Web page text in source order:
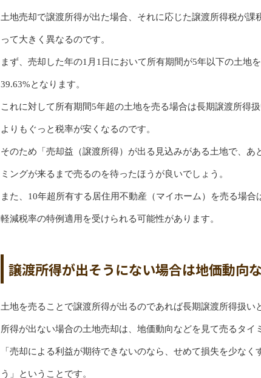
土地売却で譲渡所得が出た場合、それに応じた譲渡所得税が
って大きく異なるのです。
まず、売却した年の1月1日において所有期間が5年以下の土地
39.63%となります。
これに対して所有期間5年超の土地を売る場合は長期譲渡所得
よりもぐっと税率が安くなるのです。
そのため「売却益（譲渡所得）が出る見込みがある土地で、
ミングが来るまで売るのを待ったほうが良いでしょう。
また、10年超所有する居住用不動産（マイホーム）を売る場
軽減税率の特例適用を受けられる可能性があります。
譲渡所得が出そうにない場合は地価動向
土地を売ることで譲渡所得が出るのであれば長期譲渡所得扱
所得が出ない場合の土地売却は、地価動向などを見て売るタイ
「売却による利益が期待できないのなら、せめて損失を少な
う」ということです。